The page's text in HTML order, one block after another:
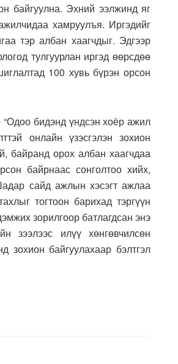
байгуулна. Эхний ээлжинд яг
хамруулъя. Иргэдийг
тэр албан хаагчдыг. Эдгээр
тулгуурлан иргэд өөрсдөө
100 хувь бүрэн орсон
бидэнд үндсэн хоёр ажил
онлайн үзэсгэлэн зохион
байранд орох албан хаагчдаа
байрнаас сонголтоо хийх,
сайд ажлын хэсэгт ажлаа
тогтоон барихад тэргүүн
зорилгоор батлагдсан энэ
зээлээс илүү хөнгөвчилсөн
зохион байгуулахаар бэлтгэл